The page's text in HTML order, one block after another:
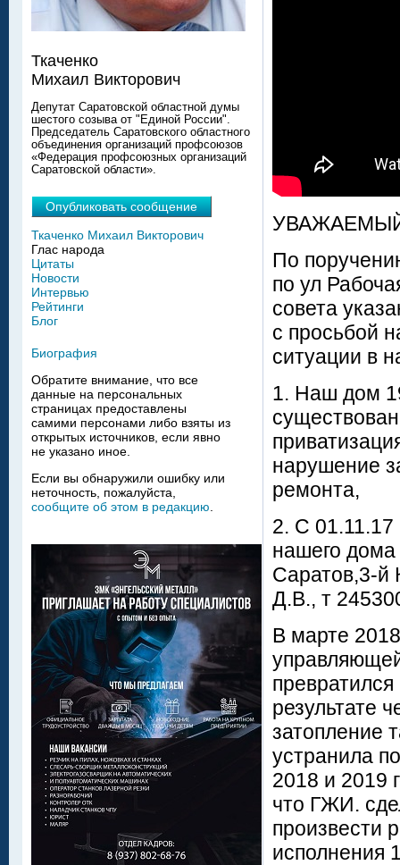
По
по ул
совета
с просьбой
ситуации в
1. Наш дом
нарушение
ремонта,
2. С 01.11.17
нашего
Саратов,3-й
Д.В., т
В марте
результате
затопление
устранила
2018 и 2019
что ГЖИ.
произвести
исполнения
Ткаченко
Михаил Викторович
Депутат Саратовской областной думы
шестого созыва от "Единой России".
Председатель Саратовского областного
объединения организаций профсоюзов
«Федерация профсоюзных организаций
Саратовской области».
Опубликовать сообщение
Ткаченко Михаил Викторович
Глас народа
Цитаты
Новости
Интервью
Рейтинги
Блог
Биография
Обратите внимание, что все
данные на персональных
страницах предоставлены
самими персонами либо взяты из
открытых источников, если явно
не указано иное.
Если вы обнаружили ошибку или
неточность, пожалуйста,
сообщите об этом в редакцию